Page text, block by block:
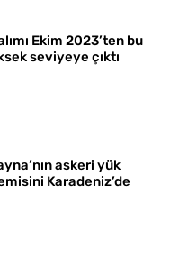
Ekim 2023’ten bu
seviyeye çıktı
askeri yük
Karadeniz’de